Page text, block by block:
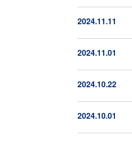
2024.11.11
2024.11.01
2024.10.22
2024.10.01